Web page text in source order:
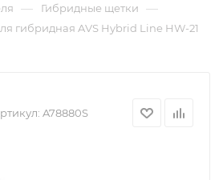
— Гибридные щетки —
гибридная AVS Hybrid Line HW-21
A78880S